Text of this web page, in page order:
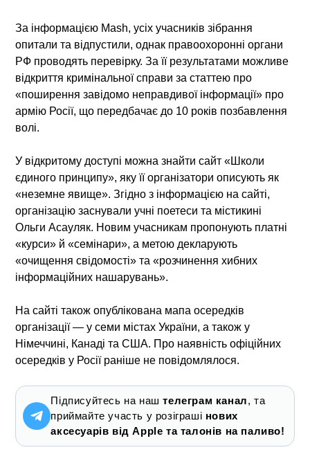
За інформацією Mash, усіх учасників зібрання
опитали та відпустили, однак правоохоронні органи
РФ проводять перевірку. За її результатами можливе
відкриття кримінальної справи за статтею про
«поширення завідомо неправдивої інформації» про
армію Росії, що передбачає до 10 років позбавлення
волі.
У відкритому доступі можна знайти сайт «Школи
єдиного принципу», яку її організатори описують як
«неземне явище». Згідно з інформацією на сайті,
організацію заснували учні поетеси та містикині
Ольги Асауляк. Новим учасникам пропонують платні
«курси» й «семінари», а метою декларують
«очищення свідомості» та «розчинення хибних
інформаційних нашарувань».
На сайті також опублікована мапа осередків
організації — у семи містах України, а також у
Німеччині, Канаді та США. Про наявність офіційних
осередків у Росії раніше не повідомлялося.
Підписуйтесь на наштелеграм канал, та
приймайте участь у розіграші нових
аксесуарів від Apple та талонів на паливо!